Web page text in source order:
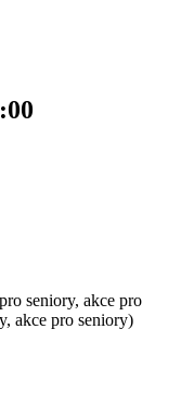
seniory, akce pro
akce pro seniory)